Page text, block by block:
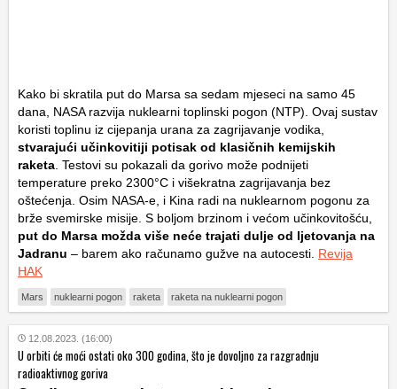
Kako bi skratila put do Marsa sa sedam mjeseci na samo 45
dana, NASA razvija nuklearni toplinski pogon (NTP). Ovaj sustav
koristi toplinu iz cijepanja urana za zagrijavanje vodika,
stvarajući učinkovitiji potisak od klasičnih kemijskih
raketa. Testovi su pokazali da gorivo može podnijeti
temperature preko 2300°C i višekratna zagrijavanja bez
oštećenja. Osim NASA-e, i Kina radi na nuklearnom pogonu za
brže svemirske misije. S boljom brzinom i većom učinkovitošću,
put do Marsa možda više neće trajati dulje od ljetovanja na
Jadranu – barem ako računamo gužve na autocesti. Revija
HAK
Mars nuklearni pogon raketa raketa na nuklearni pogon
12.08.2023. (16:00)
U orbiti će moći ostati oko 300 godina, što je dovoljno za razgradnju
radioaktivnog goriva